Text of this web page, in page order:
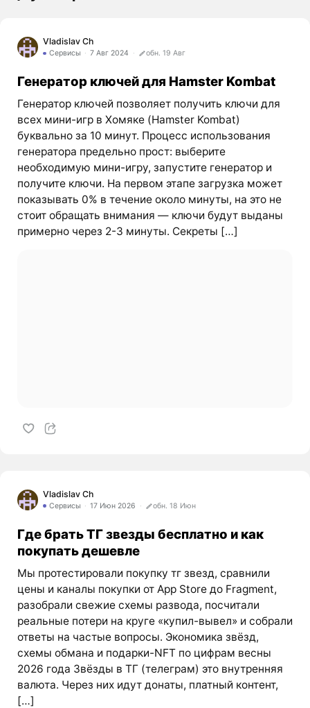
Vladislav Ch
Сервисы 7 Авг 2024 обн. 19 Авг
Генератор ключей для Hamster Kombat
Генератор ключей позволяет получить ключи для
всех мини-игр в Хомяке (Hamster Kombat)
буквально за 10 минут. Процесс использования
генератора предельно прост: выберите
необходимую мини-игру, запустите генератор и
получите ключи. На первом этапе загрузка может
показывать 0% в течение около минуты, на это не
стоит обращать внимания — ключи будут выданы
примерно через 2-3 минуты. Секреты […]
Vladislav Ch
Сервисы 17 Июн 2026 обн. 18 Июн
Где брать ТГ звезды бесплатно и как
покупать дешевле
Мы протестировали покупку тг звезд, сравнили
цены и каналы покупки от App Store до Fragment,
разобрали свежие схемы развода, посчитали
реальные потери на круге «купил-вывел» и собрали
ответы на частые вопросы. Экономика звёзд,
схемы обмана и подарки-NFT по цифрам весны
2026 года Звёзды в ТГ (телеграм) это внутренняя
валюта. Через них идут донаты, платный контент,
[…]